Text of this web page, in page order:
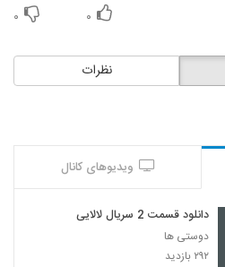
۰ ۰
نظرات
ویدیوهای کانال
دانلود قسمت 2 سریال لالایی
دوستی ها
۲۹۲ بازدید